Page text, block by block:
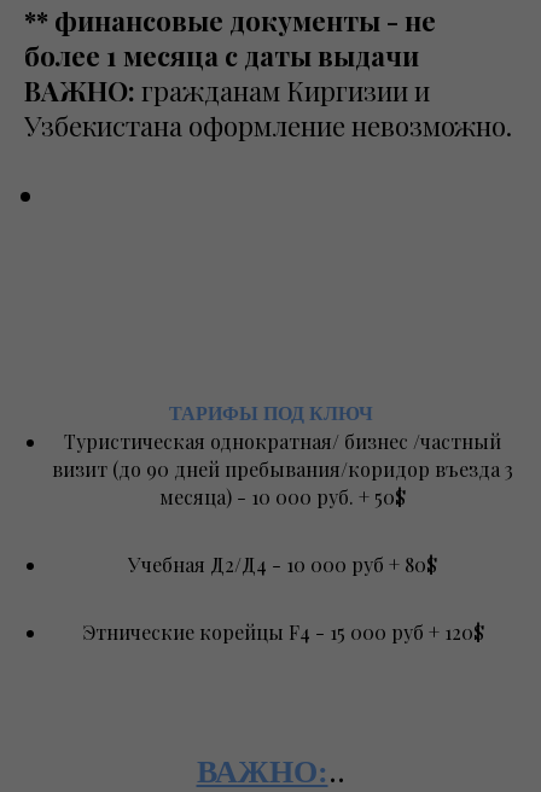
** финансовые документы - не
более 1 месяца с даты выдачи
ВАЖНО: гражданам Киргизии и
Узбекистана оформление невозможно.
ТАРИФЫ ПОД КЛЮЧ
Туристическая однократная/ бизнес /частный
визит (до 90 дней пребывания/коридор въезда 3
месяца) - 10 000 руб. + 50$
Учебная Д2/Д4 - 10 000 руб + 80$
Этнические корейцы F4 - 15 000 руб + 120$
ВАЖНО:..